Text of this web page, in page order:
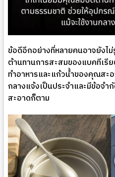
ข้อดีอีกอย่างที่หลายคนอาจยังไ
ต้านทานการสะสมของแบคทีเรี
ทำอาหารและแก้วน้ำของคุณสะ
กลางแจ้งเป็นประจำและมีข้อจำ
สะอาดก็ตาม